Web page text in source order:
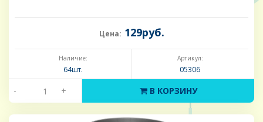
Цена: 129руб.
Наличие:
64шт.
Артикул:
05306
- + В КОРЗИНУ